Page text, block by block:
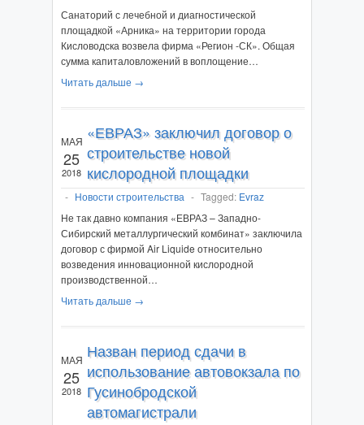
Санаторий с лечебной и диагностической
площадкой «Арника» на территории города
Кисловодска возвела фирма «Регион -СК». Общая
сумма капиталовложений в воплощение…
Читать дальше →
МАЯ
25
2018
«ЕВРАЗ» заключил договор о
строительстве новой
кислородной площадки
- Новости строительства - Tagged: Evraz
Не так давно компания «ЕВРАЗ – Западно-
Сибирский металлургический комбинат» заключила
договор с фирмой Air Liquide относительно
возведения инновационной кислородной
производственной…
Читать дальше →
МАЯ
25
2018
Назван период сдачи в
использование автовокзала по
Гусинобродской
автомагистрали